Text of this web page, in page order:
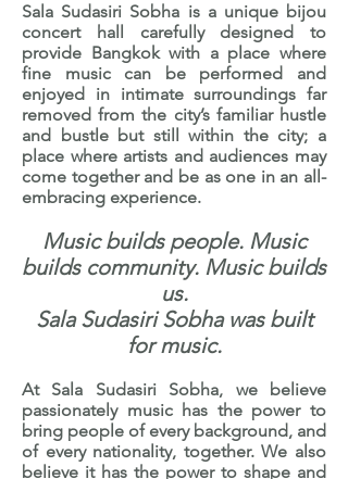
Sala Sudasiri Sobha is a unique bijou
concert hall carefully designed to
provide Bangkok with a place where
fine music can be performed and
enjoyed in intimate surroundings far
removed from the city’s familiar hustle
and bustle but still within the city; a
place where artists and audiences may
come together and be as one in an all-
embracing experience.
Music builds people. Music
builds community. Music builds
us.
Sala Sudasiri Sobha was built
for music.
At Sala Sudasiri Sobha, we believe
passionately music has the power to
bring people of every background, and
of every nationality, together. We also
believe it has the power to shape and